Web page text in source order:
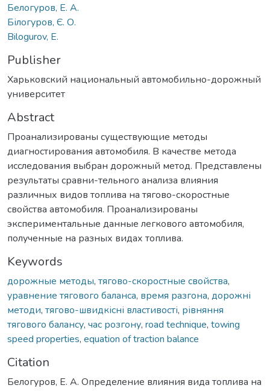
Белогуров, Е. А.
Білогуров, Є. О.
Bilogurov, E.
Publisher
Харьковский национальный автомобильно-дорожный
университет
Abstract
Проанализированы существующие методы
диагностирования автомобиля. В качестве метода
исследования выбран дорожный метод. Представлены
результаты сравни-тельного анализа влияния
различных видов топлива на тягово-скоростные
свойства автомобиля. Проанализированы
экспериментальные данные легкового автомобиля,
полученные на разных видах топлива.
Keywords
дорожные методы, тягово-скоростные свойства,
уравнение тягового баланса, время разгона, дорожні
методи, тягово-швидкісні властивості, рівняння
тягового балансу, час розгону, road technique, towing
speed properties, equation of traction balance
Citation
Белогуров, Е. А. Определение влияния вида топлива на